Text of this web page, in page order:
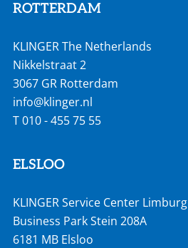
ROTTERDAM
KLINGER The Netherlands
Nikkelstraat 2
3067 GR Rotterdam
info@klinger.nl
T010 - 455 75 55
ELSLOO
KLINGER Service Center Limburg
Business Park Stein 208A
6181 MB Elsloo